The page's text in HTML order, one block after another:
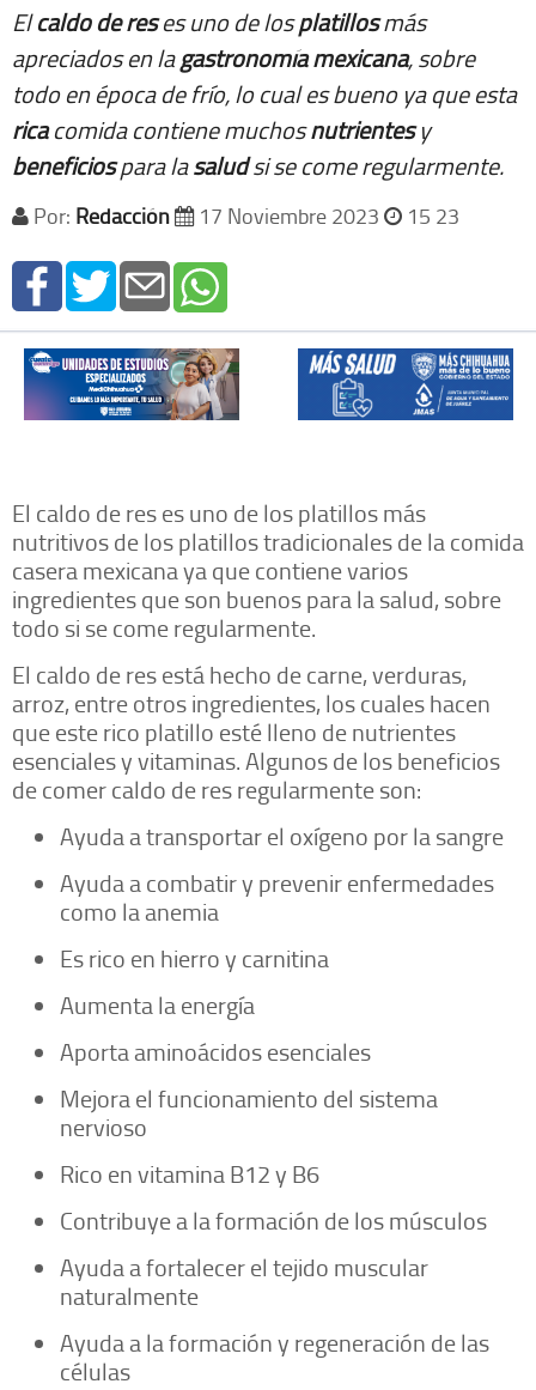
Elcaldo de reses uno de losplatillosmás
apreciados en lagastronomíamexicana, sobre
todo en época de frío, lo cual es bueno ya que esta
ricacomida contiene muchosnutrientesy
beneficiospara lasaludsi se come regularmente.
Por: Redacción 17 Noviembre 2023 15 23
El caldo de res es uno de los platillos más
nutritivos de los platillos tradicionales de la comida
casera mexicana ya que contiene varios
ingredientes que son buenos para la salud, sobre
todo si se come regularmente.
El caldo de res está hecho de carne, verduras,
arroz, entre otros ingredientes, los cuales hacen
que este rico platillo esté lleno de nutrientes
esenciales y vitaminas. Algunos de los beneficios
de comer caldo de res regularmente son:
Ayuda a transportar el oxígeno por la sangre
Ayuda a combatir y prevenir enfermedades
como la anemia
Es rico en hierro y carnitina
Aumenta la energía
Aporta aminoácidos esenciales
Mejora el funcionamiento del sistema
nervioso
Rico en vitamina B12 y B6
Contribuye a la formación de los músculos
Ayuda a fortalecer el tejido muscular
naturalmente
Ayuda a la formación y regeneración de las
células